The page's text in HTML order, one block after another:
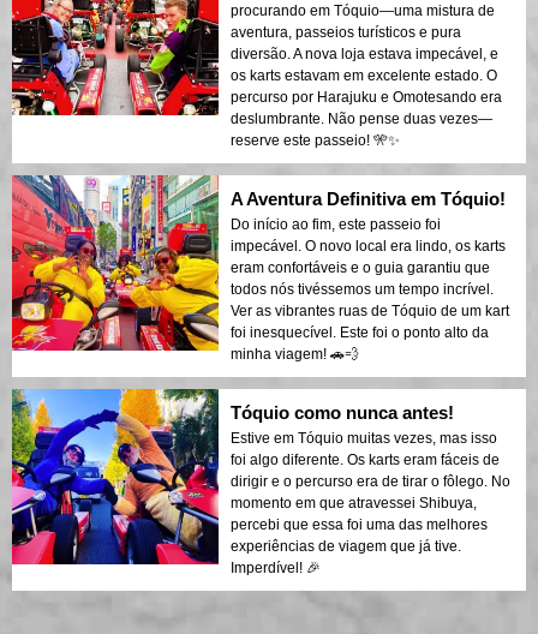
procurando em Tóquio—uma mistura de
aventura, passeios turísticos e pura
diversão. A nova loja estava impecável, e
os karts estavam em excelente estado. O
percurso por Harajuku e Omotesando era
deslumbrante. Não pense duas vezes—
reserve este passeio! 🎌✨
A Aventura Definitiva em Tóquio!
Do início ao fim, este passeio foi
impecável. O novo local era lindo, os karts
eram confortáveis e o guia garantiu que
todos nós tivéssemos um tempo incrível.
Ver as vibrantes ruas de Tóquio de um kart
foi inesquecível. Este foi o ponto alto da
minha viagem! 🚗💨
Tóquio como nunca antes!
Estive em Tóquio muitas vezes, mas isso
foi algo diferente. Os karts eram fáceis de
dirigir e o percurso era de tirar o fôlego. No
momento em que atravessei Shibuya,
percebi que essa foi uma das melhores
experiências de viagem que já tive.
Imperdível! 🎉